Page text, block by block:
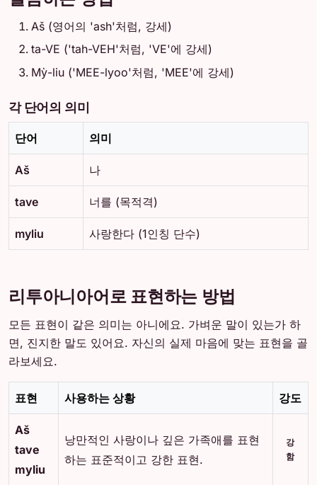
Aš (영어의 'ash'처럼, 강세)
ta-VE ('tah-VEH'처럼, 'VE'에 강세)
Mỳ-liu ('MEE-lyoo'처럼, 'MEE'에 강세)
각 단어의 의미
단어 의미
Aš 나
tave 너를 (목적격)
myliu 사랑한다 (1인칭 단수)
리투아니아어로 표현하는 방법
모든 표현이 같은 의미는 아니에요. 가벼운 말이 있는가 하
면, 진지한 말도 있어요. 자신의 실제 마음에 맞는 표현을 골
라보세요.
표현 사용하는 상황 강도
Aš
tave
myliu
낭만적인 사랑이나 깊은 가족애를 표현
하는 표준적이고 강한 표현.
강
함